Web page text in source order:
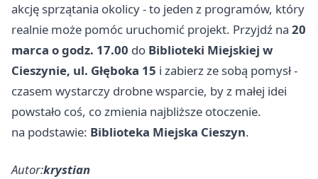
akcję sprzątania okolicy - to jeden z programów, który
realnie może pomóc uruchomić projekt. Przyjdź na 20
marca o godz. 17.00 do Biblioteki Miejskiej w
Cieszynie, ul. Głęboka 15 i zabierz ze sobą pomysł -
czasem wystarczy drobne wsparcie, by z małej idei
powstało coś, co zmienia najbliższe otoczenie.
na podstawie: Biblioteka Miejska Cieszyn.
Autor:krystian